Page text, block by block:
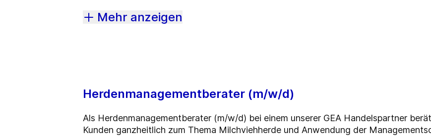
Mehr anzeigen
Herdenmanagementberater (m/w/d)
Als Herdenmanagementberater (m/w/d) bei einem unserer GEA Handelspartner
Kunden ganzheitlich zum Thema Milchviehherde und Anwendung der